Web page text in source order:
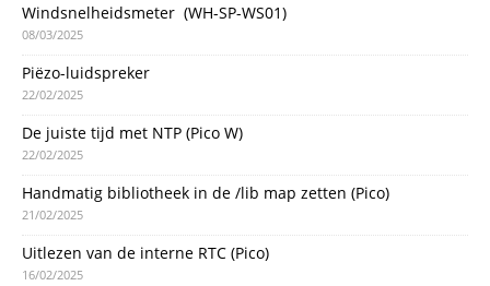
Windsnelheidsmeter (WH-SP-WS01)
08/03/2025
Piëzo-luidspreker
22/02/2025
De juiste tijd met NTP (Pico W)
22/02/2025
Handmatig bibliotheek in de /lib map zetten (Pico)
21/02/2025
Uitlezen van de interne RTC (Pico)
16/02/2025